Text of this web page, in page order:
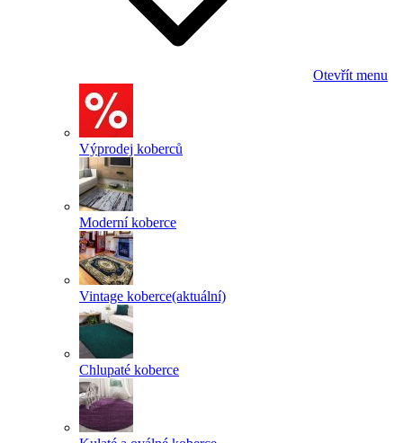
Otevřít menu
Výprodej koberců
Moderní koberce
Vintage koberce(aktuální)
Chlupaté koberce